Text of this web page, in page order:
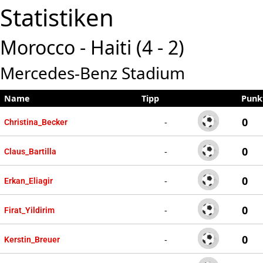
Statistiken
Morocco - Haiti (4 - 2)
Mercedes-Benz Stadium
Name Tipp
Christina_Becker - 0
Claus_Bartilla - 0
Erkan_Eliagir - 0
Firat_Yildirim - 0
Kerstin_Breuer - 0